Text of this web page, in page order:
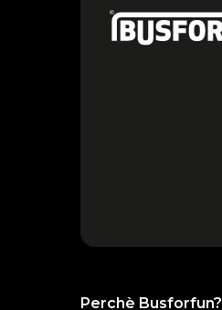
Perchè Busforfun?